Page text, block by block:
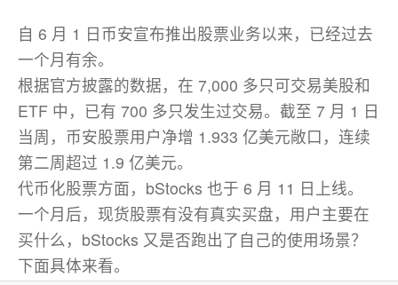
自 6 月 1 日币安宣布推出股票业务以来，已经过去
一个月有余。
根据官方披露的数据，在 7,000 多只可交易美股和
ETF 中，已有 700 多只发生过交易。截至 7 月 1 日
当周，币安股票用户净增 1.933 亿美元敞口，连续
第二周超过 1.9 亿美元。
代币化股票方面，bStocks 也于 6 月 11 日上线。
一个月后，现货股票有没有真实买盘，用户主要在
买什么，bStocks 又是否跑出了自己的使用场景？
下面具体来看。